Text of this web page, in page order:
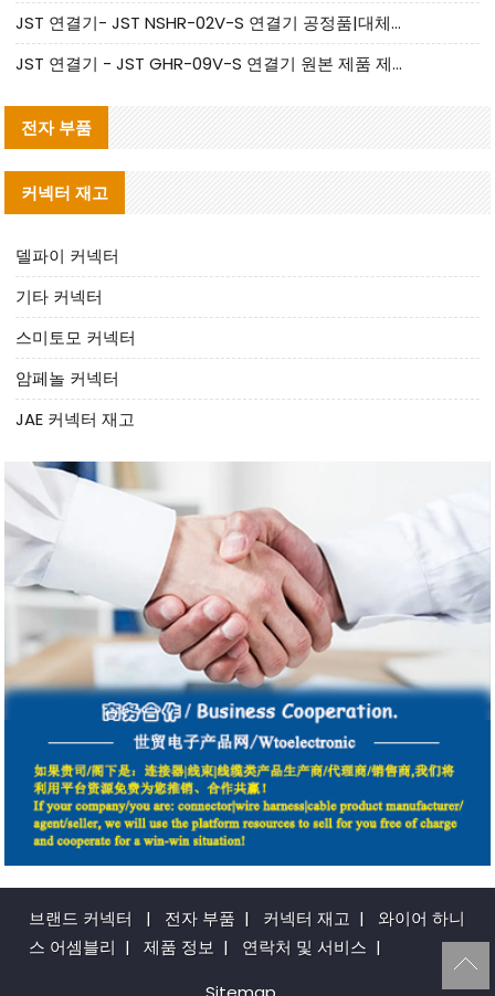
JST 연결기- JST NSHR-02V-S 연결기 공정품|대체품 제공
JST 연결기 - JST GHR-09V-S 연결기 원본 제품 제공 | 대체품 제공
전자 부품
커넥터 재고
델파이 커넥터
기타 커넥터
스미토모 커넥터
암페놀 커넥터
JAE 커넥터 재고
브랜드 커넥터 | 전자 부품 | 커넥터 재고 |
와이어 하니
스 어셈블리 | 제품 정보 | 연락처 및 서비스 |